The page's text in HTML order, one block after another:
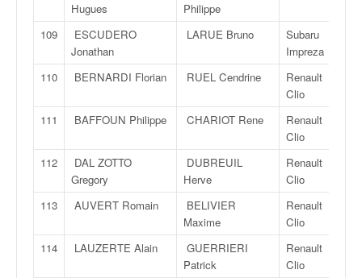
Hugues
Philippe
109
ESCUDERO
Jonathan
LARUE Bruno
Subaru
Impreza
110 BERNARDI Florian RUEL Cendrine
Renault
Clio
111 BAFFOUN Philippe CHARIOT Rene
Renault
Clio
112
DAL ZOTTO
Gregory
DUBREUIL
Herve
Renault
Clio
113 AUVERT Romain
BELIVIER
Maxime
Renault
Clio
114 LAUZERTE Alain
GUERRIERI
Patrick
Renault
Clio